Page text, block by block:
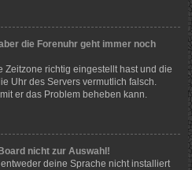
die Forenuhr geht immer noch
Zeitzone richtig eingestellt hast und die
Uhr des Servers vermutlich falsch.
er das Problem beheben kann.
nicht zur Auswahl!
deine Sprache nicht installiert